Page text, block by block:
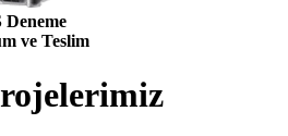
ve Teslim